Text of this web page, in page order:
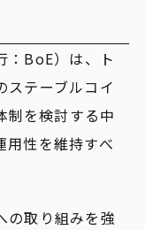
：BoE）は、ト
ステーブルコイ
制を検討する中
用性を維持すべ
の取り組みを強